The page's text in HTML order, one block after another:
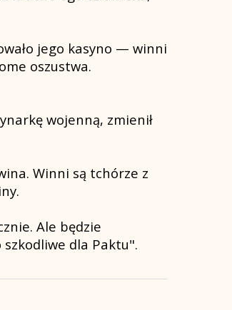
jego kasyno — winni
oszustwa.
wojenną, zmienił
Winni są tchórze z
Ale będzie
dla Paktu".